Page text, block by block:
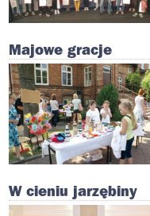
Majowe gracje
W cieniu jarzębiny